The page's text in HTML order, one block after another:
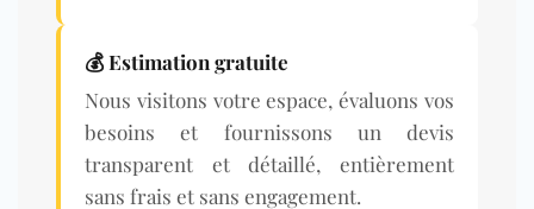
💰 Estimation gratuite
Nous visitons votre espace, évaluons vos
besoins et fournissons un devis
transparent et détaillé, entièrement
sans frais et sans engagement.